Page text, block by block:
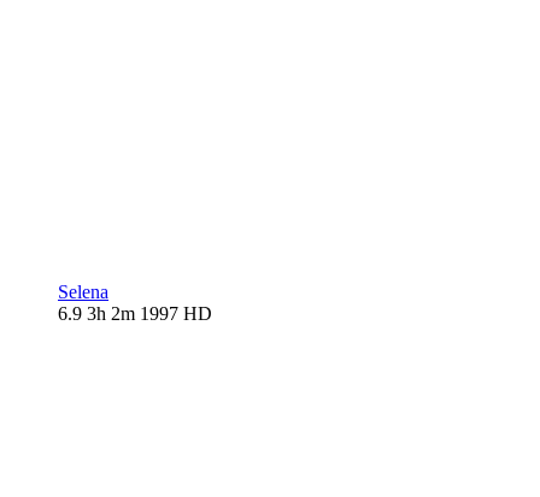
Selena
6.9 3h 2m 1997 HD